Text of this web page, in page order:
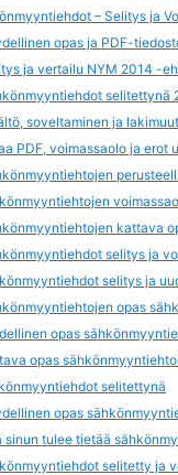
– Selitys ja
opas ja PDF-
ja vertailu NYM 2014 -
selitettynä
soveltaminen ja
PDF, voimassaolo ja erot
kattava
selitys ja
selitys ja
opas
opas
opas
selitettynä
opas
sinun tulee tietää
selitetty ja